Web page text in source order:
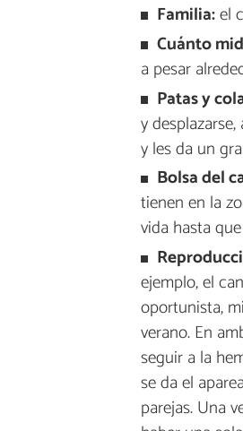
Familia:el
Cuánto
a pesar
Patas y
y
y les da un
Bolsa del
tienen en la
vida hasta
ejemplo, el
oportunista,
verano. En
seguir a la
se da el
parejas. Una